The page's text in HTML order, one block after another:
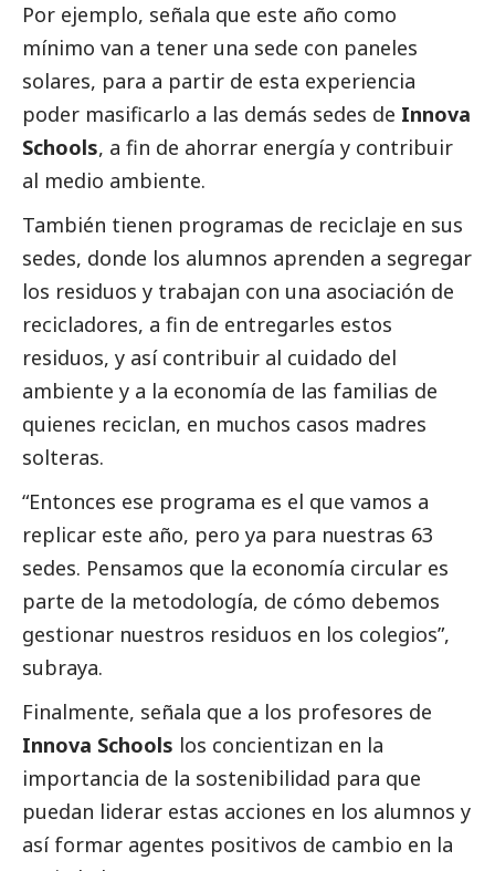
Por ejemplo, señala que este año como
mínimo van a tener una sede con paneles
solares, para a partir de esta experiencia
poder masificarlo a las demás sedes de Innova
Schools, a fin de ahorrar energía y contribuir
al medio ambiente.
También tienen programas de reciclaje en sus
sedes, donde los alumnos aprenden a segregar
los residuos y trabajan con una asociación de
recicladores, a fin de entregarles estos
residuos, y así contribuir al cuidado del
ambiente y a la economía de las familias de
quienes reciclan, en muchos casos madres
solteras.
“Entonces ese programa es el que vamos a
replicar este año, pero ya para nuestras 63
sedes. Pensamos que la economía circular es
parte de la metodología, de cómo debemos
gestionar nuestros residuos en los colegios”,
subraya.
Finalmente, señala que a los profesores de
Innova Schools los concientizan en la
importancia de la sostenibilidad para que
puedan liderar estas acciones en los alumnos y
así formar agentes positivos de cambio en la